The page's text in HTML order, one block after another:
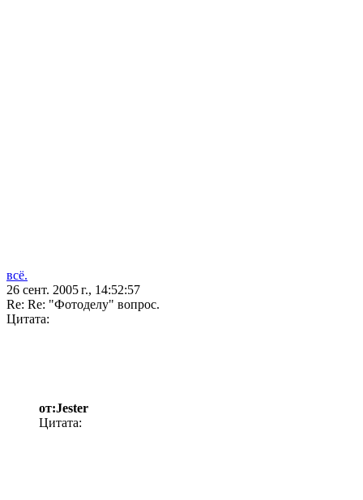
всё.
26 сент. 2005 г., 14:52:57
Re: Re: "Фотоделу" вопрос.
Цитата:
от:Jester
Цитата: